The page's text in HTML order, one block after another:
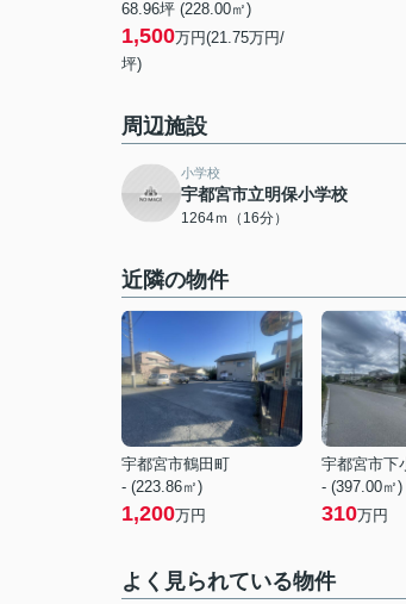
68.96坪 (228.00㎡)
1,500万円(21.75万円/
坪)
周辺施設
小学校
宇都宮市立明保小学校
1264ｍ（16分）
近隣の物件
宇都宮市鶴田町
- (223.86㎡)
1,200万円
宇都宮市下
- (397.00㎡)
310万円
よく見られている物件